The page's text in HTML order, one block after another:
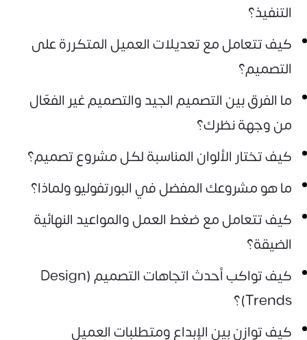
التنفيذ؟
كيف تتعامل مع تعديلات العميل المتكررة على
التصميم؟
ما الفرق بين التصميم الجيد والتصميم غير الفعّال
من وجهة نظرك؟
كيف تختار الألوان المناسبة لكل مشروع تصميم؟
ما هو مشروعك المفضل في البورتفوليو ولماذا؟
كيف تتعامل مع ضغط العمل والمواعيد النهائية
الضيقة؟
كيف تواكب أحدث اتجاهات التصميم (Design
Trends)؟
كيف توازن بين الإبداع ومتطلبات العميل